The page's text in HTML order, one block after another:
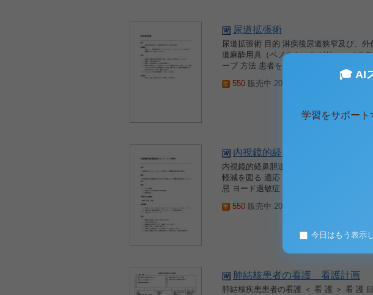
尿道拡張術
尿道拡張術 目的 淋疾後尿道狭窄及び、
道麻酔用具（ベノキシールゼリー、ペニ
ーブ 方法 患者を泌尿器科外来の診察室ヘ
550 販売中 2009/04/23
内視鏡的経鼻胆道ドレナージ
内視鏡的経鼻胆道ドレナージ（ENBD）
軽減を図る 適応 肝内胆管から乳頭部ま
忌 ヨード過敏症 急性膵炎および慢性膵炎
550 販売中 2009/04/23
肺結核患者の看護 看護計画
肺結核疾患患者の看護 ＜ 看 護 ＞ 看 護
🎓 AI
学習をサポート
今日はもう表示